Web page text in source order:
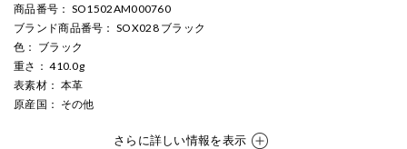
商品番号 ： SO1502AM000760
ブランド商品番号 ： SOX028 ブラック
色 ： ブラック
重さ ： 410.0g
表素材： 本革
原産国 ： その他
さらに詳しい情報を表示